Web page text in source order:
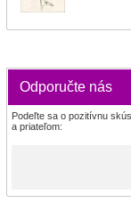
Odporučte nás
Podeľte sa o pozitívnu
a priateľom: